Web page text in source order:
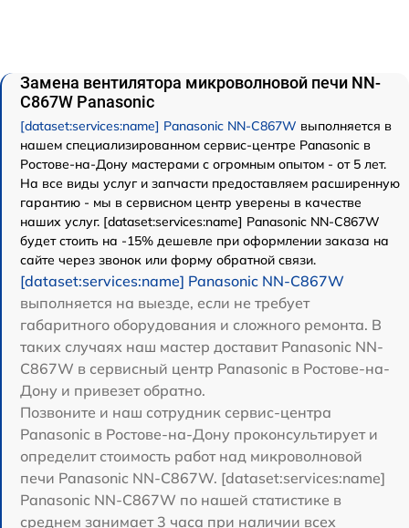
Замена вентилятора микроволновой печи NN-
C867W Panasonic
[dataset:services:name] Panasonic NN-C867W выполняется в
нашем специализированном сервис-центре Panasonic в
Ростове-на-Дону мастерами с огромным опытом - от 5 лет.
На все виды услуг и запчасти предоставляем расширенную
гарантию - мы в сервисном центр уверены в качестве
наших услуг. [dataset:services:name] Panasonic NN-C867W
будет стоить на -15% дешевле при оформлении заказа на
сайте через звонок или форму обратной связи.
[dataset:services:name] Panasonic NN-C867W
выполняется на выезде, если не требует
габаритного оборудования и сложного ремонта. В
таких случаях наш мастер доставит Panasonic NN-
C867W в сервисный центр Panasonic в Ростове-на-
Дону и привезет обратно.
Позвоните и наш сотрудник сервис-центра
Panasonic в Ростове-на-Дону проконсультирует и
определит стоимость работ над микроволновой
печи Panasonic NN-C867W. [dataset:services:name]
Panasonic NN-C867W по нашей статистике в
среднем занимает 3 часа при наличии всех